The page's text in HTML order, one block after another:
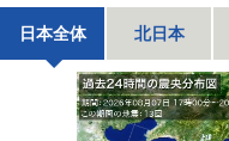
日本全体 北日本